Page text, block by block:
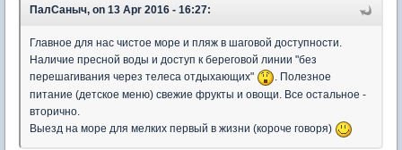
ПалСаныч, on 13 Apr 2016 - 16:27:
Главное для нас чистое море и пляж в шаговой доступности.
Наличие пресной воды и доступ к береговой линии "без
перешагивания через телеса отдыхающих"
. Полезное
питание (детское меню) свежие фрукты и овощи. Все остальное -
вторично.
Выезд на море для мелких первый в жизни (короче говоря)